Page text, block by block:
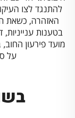
האזהרה, כשאת
בטענות
מועד פירעון
על